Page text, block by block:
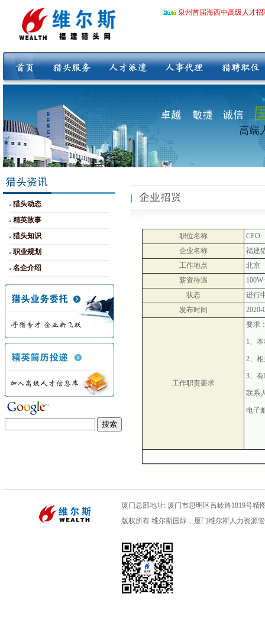
泉州首届海西中高级人才
猎头动态
精英故事
猎头知识
职业规划
名企介绍
职位名称
CFO
企业名称
福建
工作地点
北京
薪资待遇
状态
进行
发布时间
2020-
工作职责要求
要求
1、
2、
3、有
联系
电子
厦门总部地址: 厦门市思明区吕岭路1819号精
版权所有 维尔斯国际，厦门维尔斯人力资源